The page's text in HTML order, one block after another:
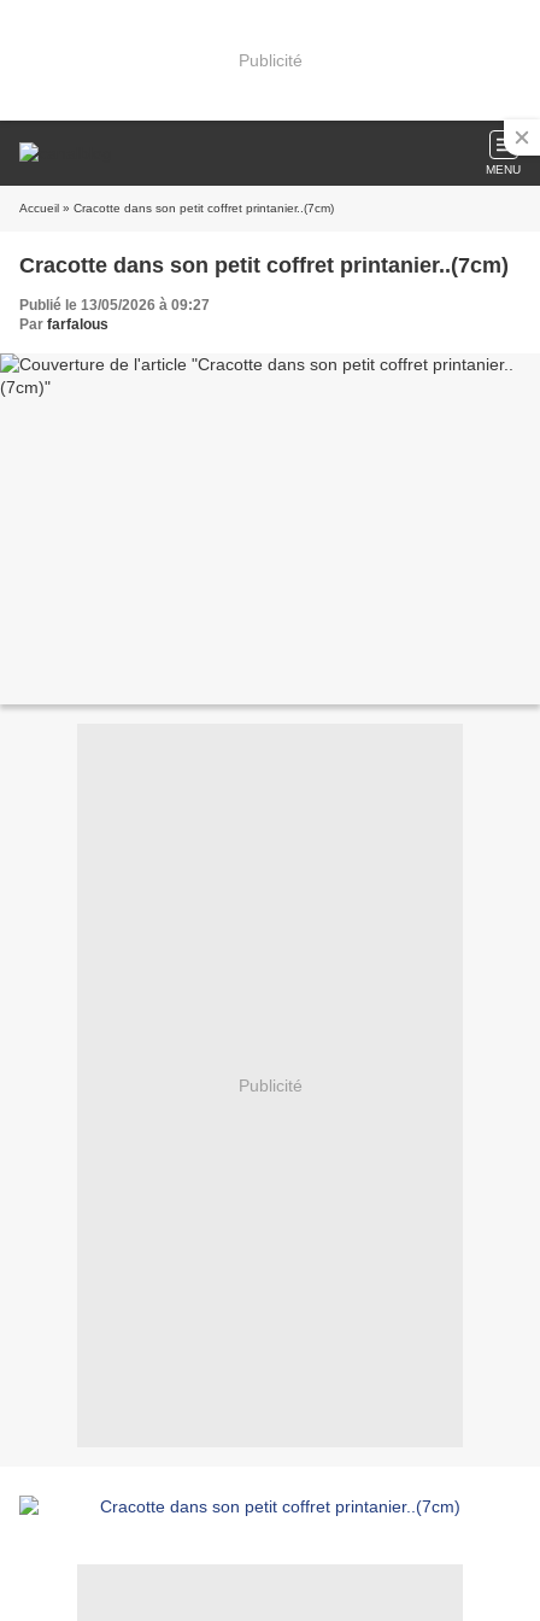
Publicité
MENU
Accueil » Cracotte dans son petit coffret printanier..(7cm)
Cracotte dans son petit coffret printanier..(7cm)
Publié le 13/05/2026 à 09:27
Par farfalous
Publicité